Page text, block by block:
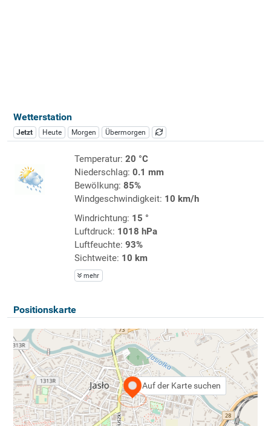
Wetterstation
Jetzt Heute Morgen Übermorgen
Temperatur: 20 °C
Niederschlag: 0.1 mm
Bewölkung: 85%
Windgeschwindigkeit: 10 km/h
Windrichtung: 15 °
Luftdruck: 1018 hPa
Luftfeuchte: 93%
Sichtweite: 10 km
mehr
Positionskarte
Auf der Karte suchen